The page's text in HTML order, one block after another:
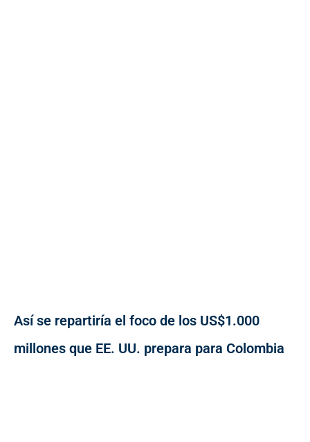
Así se repartiría el foco de los US$1.000
millones que EE. UU. prepara para Colombia